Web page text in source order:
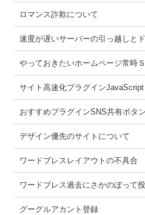
ロマンス詐欺について
速度が遅いサーバーの引っ越しと
やっておきたいホームページ常時Ｓ
サイト高速化プラグイン
おすすめプラグインSNS共有ボタ
デザイン優先のサイトについて
ワードブレスレイアウトの不具合
ワードブレス過去にさかのぼって投
グーグルアカント登録